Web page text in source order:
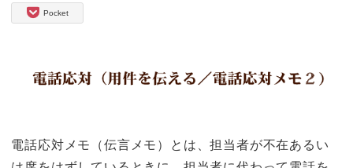
Pocket
電話応対メモ（伝言メモ）とは、担当者が不在あるい